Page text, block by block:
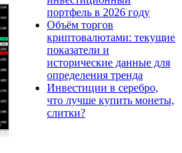
портфель в 2026 году
Объём торгов
криптовалютами: текущие
показатели и
исторические данные для
определения тренда
Инвестиции в серебро,
что лучше купить монеты,
слитки?